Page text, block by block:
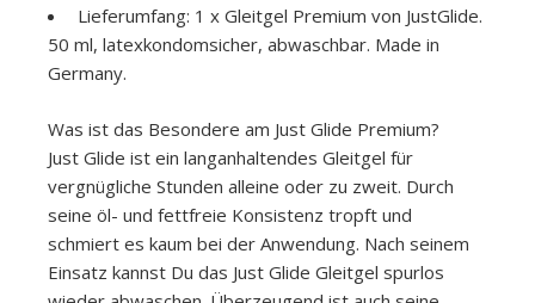
Lieferumfang: 1 x Gleitgel Premium von JustGlide.
50 ml, latexkondomsicher, abwaschbar. Made in
Germany.
Was ist das Besondere am Just Glide Premium?
Just Glide ist ein langanhaltendes Gleitgel für
vergnügliche Stunden alleine oder zu zweit. Durch
seine öl- und fettfreie Konsistenz tropft und
schmiert es kaum bei der Anwendung. Nach seinem
Einsatz kannst Du das Just Glide Gleitgel spurlos